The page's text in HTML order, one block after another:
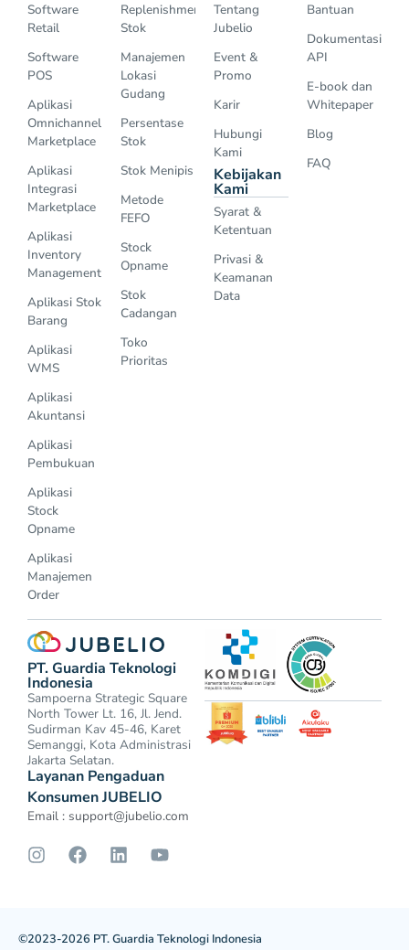
Software
Retail
Software
POS
Aplikasi
Omnichannel
Marketplace
Aplikasi
Integrasi
Marketplace
Aplikasi
Inventory
Management
Aplikasi Stok
Barang
Aplikasi
WMS
Aplikasi
Akuntansi
Aplikasi
Pembukuan
Aplikasi
Stock
Opname
Aplikasi
Manajemen
Order
Replenishment
Stok
Manajemen
Lokasi
Gudang
Persentase
Stok
Stok Menipis
Metode
FEFO
Stock
Opname
Stok
Cadangan
Toko
Prioritas
Tentang
Jubelio
Event &
Promo
Karir
Hubungi
Kami
Kebijakan
Kami
Syarat &
Ketentuan
Privasi &
Keamanan
Data
Bantuan
Dokumentasi
API
E-book dan
Whitepaper
Blog
FAQ
PT. Guardia Teknologi
Indonesia
Sampoerna Strategic Square
North Tower Lt. 16, Jl. Jend.
Sudirman Kav 45-46, Karet
Semanggi, Kota Administrasi
Jakarta Selatan.
Layanan Pengaduan
Konsumen JUBELIO
Email : support@jubelio.com
©2023-2026 PT. Guardia Teknologi Indonesia